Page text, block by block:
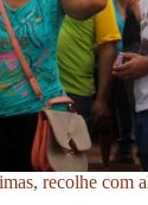
recolhe com